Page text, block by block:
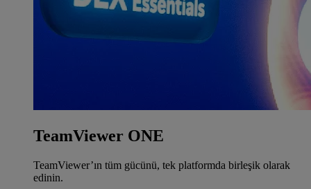
TeamViewer ONE
TeamViewer’ın tüm gücünü, tek platformda birleşik olarak
edinin.